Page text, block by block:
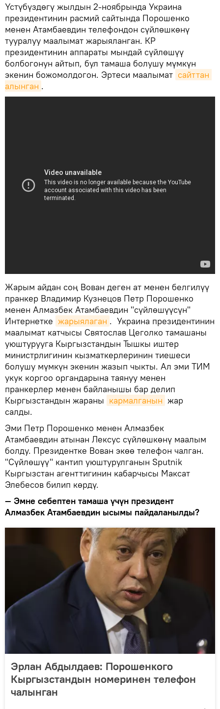
Үстүбүздөгү жылдын 2-ноябрында Украина
президентинин расмий сайтында Порошенко
менен Атамбаевдин телефондон сүйлөшкөнү
тууралуу маалымат жарыяланган. КР
президентинин аппараты мындай сүйлөшүү
болбогонун айтып, бул тамаша болушу мүмкүн
экенин божомолдогон. Эртеси маалымат сайттан
алынган .
Жарым айдан соң Вован деген ат менен белгилүү
пранкер Владимир Кузнецов Петр Порошенко
менен Алмазбек Атамбаевдин "сүйлөшүүсүн"
Интернетке жарыялаган . Украина президентинин
маалымат катчысы Святослав Цеголко тамашаны
уюштурууга Кыргызстандын Тышкы иштер
министрлигинин кызматкерлеринин тиешеси
болушу мүмкүн экенин жазып чыкты. Ал эми ТИМ
укук коргоо органдарына таянуу менен
пранкерлер менен байланышы бар делип
Кыргызстандын жараны кармалганын жар
салды.
Эми Петр Порошенко менен Алмазбек
Атамбаевдин атынан Лексус сүйлөшкөнү маалым
болду. Президентке Вован экөө телефон чалган.
"Сүйлөшүү" кантип уюштурулганын Sputnik
Кыргызстан агенттигинин кабарчысы Максат
Элебесов билип көрдү.
— Эмне себептен тамаша үчүн президент
Алмазбек Атамбаевдин ысымы пайдаланылды?
Эрлан Абдылдаев: Порошенкого
Кыргызстандын номеринен телефон
чалынган